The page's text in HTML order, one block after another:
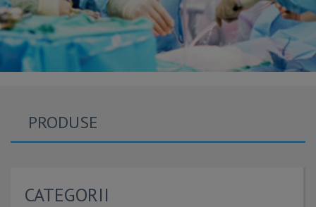
PRODUSE
CATEGORII